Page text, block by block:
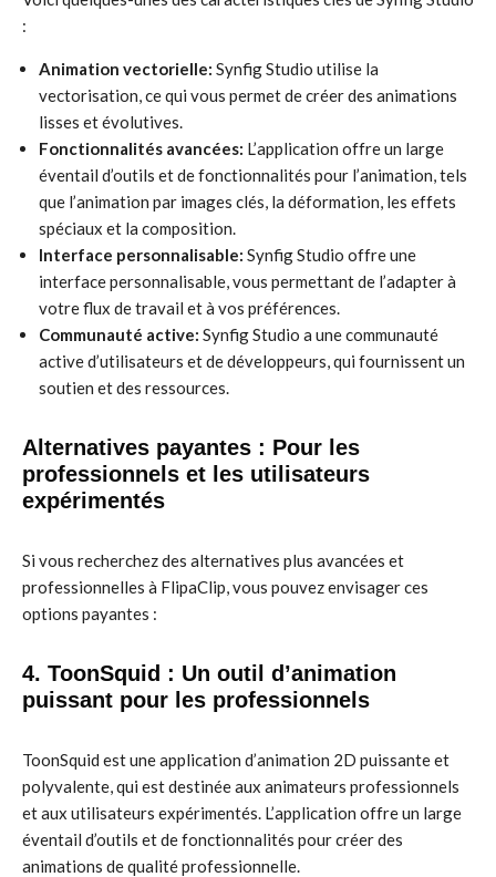
:
Animation vectorielle: Synfig Studio utilise la
vectorisation, ce qui vous permet de créer des animations
lisses et évolutives.
Fonctionnalités avancées: L’application offre un large
éventail d’outils et de fonctionnalités pour l’animation, tels
que l’animation par images clés, la déformation, les effets
spéciaux et la composition.
Interface personnalisable: Synfig Studio offre une
interface personnalisable, vous permettant de l’adapter à
votre flux de travail et à vos préférences.
Communauté active: Synfig Studio a une communauté
active d’utilisateurs et de développeurs, qui fournissent un
soutien et des ressources.
Alternatives payantes : Pour les
professionnels et les utilisateurs
expérimentés
Si vous recherchez des alternatives plus avancées et
professionnelles à FlipaClip, vous pouvez envisager ces
options payantes :
4. ToonSquid : Un outil d’animation
puissant pour les professionnels
ToonSquid est une application d’animation 2D puissante et
polyvalente, qui est destinée aux animateurs professionnels
et aux utilisateurs expérimentés. L’application offre un large
éventail d’outils et de fonctionnalités pour créer des
animations de qualité professionnelle.